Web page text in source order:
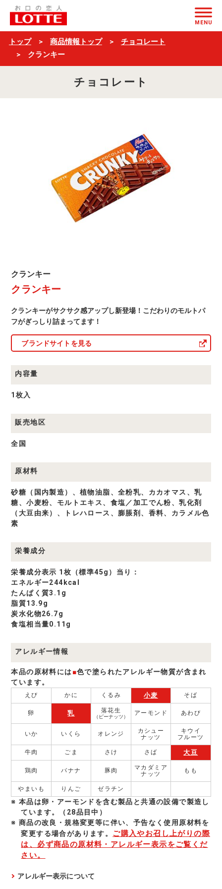
ク
ラ
ン
ー
MENU
トップ 商品情報トップ
チョコレート
クランキー
チョコレート
ク
ン
商
品
覧
クランキー
クランキー
クランキーがサクサク感アップし新登場！こだわりのモルトパ
フがぎっしり詰まってます！
ブランドサイトを見る
内容量
1枚入
販売地区
全国
原材料
砂糖（国内製造）、植物油脂、全粉乳、カカオマス、乳
糖、小麦粉、モルトエキス、食塩／加工でん粉、乳化剤
（大豆由来）、トレハロース、膨脹剤、香料、カラメル色
素
栄養成分
栄養成分表示 1枚（標準45g）当り：
エネルギー244kcal
たんぱく質3.1g
脂質13.9g
炭水化物26.7g
食塩相当量0.11g
アレルギー情報
本品の原材料には■色で塗られたアレルギー物質が含まれ
ています。
えび かに くるみ 小麦 そば
卵 乳 落花生
（ピーナッツ） アーモンド あわび
いか いくら オレンジ
カシュー
ナッツ
キウイ
フルーツ
牛肉 ごま さけ さば 大豆
鶏肉 バナナ 豚肉
マカダミア
ナッツ
もも
やまいも りんご ゼラチン
本品は卵・アーモンドを含む製品と共通の設備で製造し
ています。（28品目中）
商品の改良・規格変更等に伴い、予告なく使⽤原材料を
変更する場合があります。 ご購入やお召し上がりの際
は、必ず商品の原材料・アレルギー表示をご覧くだ
さい。
アレルギー表示について